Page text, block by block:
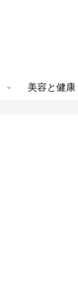
美容と健康